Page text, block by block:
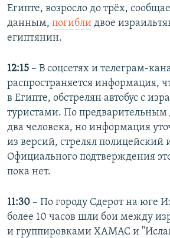
Египте, возросло до трёх,
данным, погибли двое
египтянин.
12:15 – В соцсетях и телеграм-
распространяется информация,
в Египте, обстрелян автобус с
туристами. По
два человека, но информация
из версий, стрелял полицейский
Официального подтверждения
пока нет.
11:30 – По городу Сдерот на юге
более 10 часов шли бои между
и группировками ХАМАС и